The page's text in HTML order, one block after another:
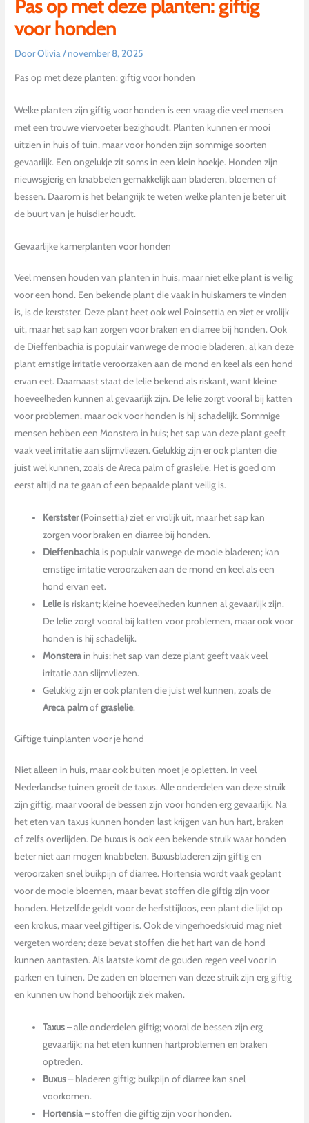
Pas op met deze planten: giftig
voor honden
DoorOlivia/november 8, 2025
Pas op met deze planten: giftig voor honden
Welke planten zijn giftig voor honden is een vraag die veel mensen
met een trouwe viervoeter bezighoudt. Planten kunnen er mooi
uitzien in huis of tuin, maar voor honden zijn sommige soorten
gevaarlijk. Een ongelukje zit soms in een klein hoekje. Honden zijn
nieuwsgierig en knabbelen gemakkelijk aan bladeren, bloemen of
bessen. Daarom is het belangrijk te weten welke planten je beter uit
de buurt van je huisdier houdt.
Gevaarlijke kamerplanten voor honden
Veel mensen houden van planten in huis, maar niet elke plant is veilig
voor een hond. Een bekende plant die vaak in huiskamers te vinden
is, is de kerstster. Deze plant heet ook wel Poinsettia en ziet er vrolijk
uit, maar het sap kan zorgen voor braken en diarree bij honden. Ook
de Dieffenbachia is populair vanwege de mooie bladeren, al kan deze
plant ernstige irritatie veroorzaken aan de mond en keel als een hond
ervan eet. Daarnaast staat de lelie bekend als riskant, want kleine
hoeveelheden kunnen al gevaarlijk zijn. De lelie zorgt vooral bij katten
voor problemen, maar ook voor honden is hij schadelijk. Sommige
mensen hebben een Monstera in huis; het sap van deze plant geeft
vaak veel irritatie aan slijmvliezen. Gelukkig zijn er ook planten die
juist wel kunnen, zoals de Areca palm of graslelie. Het is goed om
eerst altijd na te gaan of een bepaalde plant veilig is.
Kerstster(Poinsettia) ziet er vrolijk uit, maar het sap kan
zorgen voor braken en diarree bij honden.
Dieffenbachia is populair vanwege de mooie bladeren; kan
ernstige irritatie veroorzaken aan de mond en keel als een
hond ervan eet.
Lelie is riskant; kleine hoeveelheden kunnen al gevaarlijk zijn.
De lelie zorgt vooral bij katten voor problemen, maar ook voor
honden is hij schadelijk.
Monstera in huis; het sap van deze plant geeft vaak veel
irritatie aan slijmvliezen.
Gelukkig zijn er ook planten die juist wel kunnen, zoals de
Areca palmofgraslelie.
Giftige tuinplanten voor je hond
Niet alleen in huis, maar ook buiten moet je opletten. In veel
Nederlandse tuinen groeit de taxus. Alle onderdelen van deze struik
zijn giftig, maar vooral de bessen zijn voor honden erg gevaarlijk. Na
het eten van taxus kunnen honden last krijgen van hun hart, braken
of zelfs overlijden. De buxus is ook een bekende struik waar honden
beter niet aan mogen knabbelen. Buxusbladeren zijn giftig en
veroorzaken snel buikpijn of diarree. Hortensia wordt vaak geplant
voor de mooie bloemen, maar bevat stoffen die giftig zijn voor
honden. Hetzelfde geldt voor de herfsttijloos, een plant die lijkt op
een krokus, maar veel giftiger is. Ook de vingerhoedskruid mag niet
vergeten worden; deze bevat stoffen die het hart van de hond
kunnen aantasten. Als laatste komt de gouden regen veel voor in
parken en tuinen. De zaden en bloemen van deze struik zijn erg giftig
en kunnen uw hond behoorlijk ziek maken.
Taxus– alle onderdelen giftig; vooral de bessen zijn erg
gevaarlijk; na het eten kunnen hartproblemen en braken
optreden.
Buxus– bladeren giftig; buikpijn of diarree kan snel
voorkomen.
Hortensia– stoffen die giftig zijn voor honden.